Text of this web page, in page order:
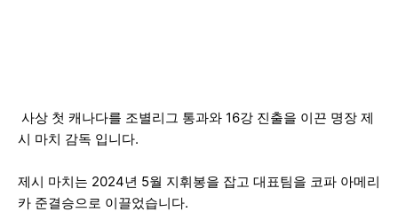
사상 첫 캐나다를 조별리그 통과와 16강 진출을 이끈 명장 제
시 마치 감독 입니다.
제시 마치는 2024년 5월 지휘봉을 잡고 대표팀을 코파 아메리
카 준결승으로 이끌었습니다.